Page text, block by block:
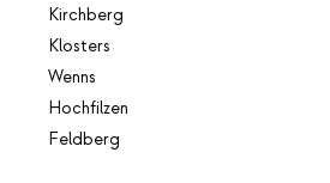
Kirchberg
Klosters
Wenns
Hochfilzen
Feldberg